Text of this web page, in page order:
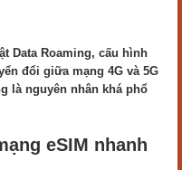
Data Roaming, cấu hình
đổi giữa mạng 4G và 5G
là nguyên nhân khá phổ
eSIM nhanh